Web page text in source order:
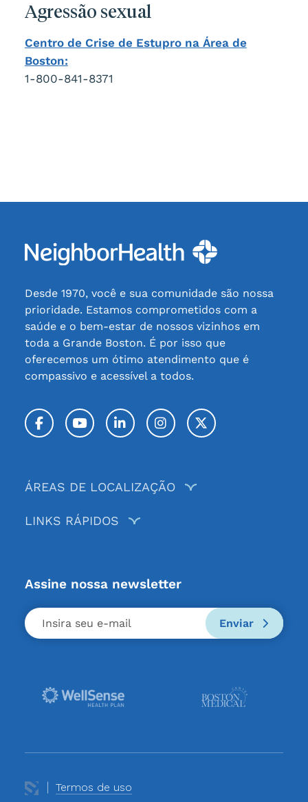
Agressão sexual
Centro de Crise de Estupro na Área de
Boston:
1-800-841-8371
Desde 1970, você e sua comunidade são nossa
prioridade. Estamos comprometidos com a
saúde e o bem-estar de nossos vizinhos em
toda a Grande Boston. É por isso que
oferecemos um ótimo atendimento que é
compassivo e acessível a todos.
FacebookYouTubeLinkedInInstagramTwitter / X
ÁREAS DE LOCALIZAÇÃO
LINKS RÁPIDOS
Assine nossa newsletter
Enviar
Termos de uso